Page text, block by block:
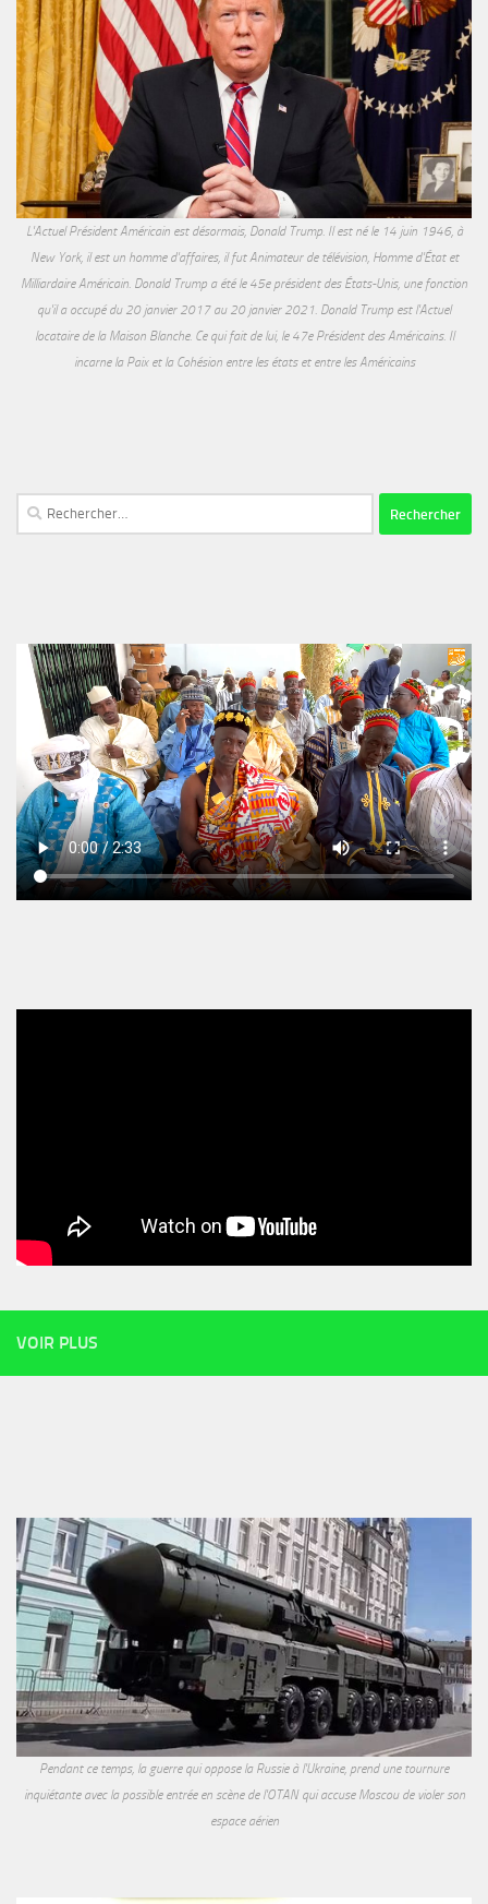
L'Actuel Président Américain est désormais, Donald Trump. Il est né le 14 juin 1946, à
New York, il est un homme d'affaires, il fut Animateur de télévision, Homme d'État et
Milliardaire Américain. Donald Trump a été le 45e président des États-Unis, une fonction
qu'il a occupé du 20 janvier 2017 au 20 janvier 2021. Donald Trump est l'Actuel
locataire de la Maison Blanche. Ce qui fait de lui, le 47e Président des Américains. Il
incarne la Paix et la Cohésion entre les états et entre les Américains
Rechercher :
VOIR PLUS
Pendant ce temps, la guerre qui oppose la Russie à l'Ukraine, prend une tournure
inquiétante avec la possible entrée en scène de l'OTAN qui accuse Moscou de violer son
espace aérien